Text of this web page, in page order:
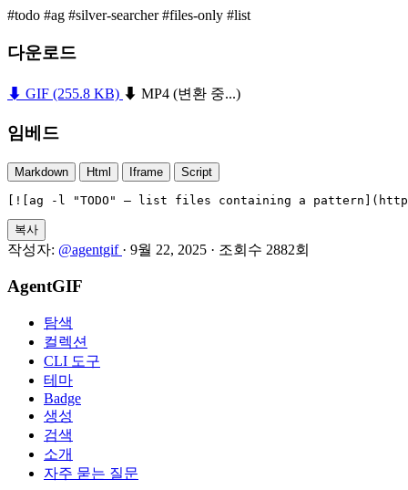
#todo #ag #silver-searcher#files-only #list
다운로드
⬇ GIF (255.8 KB) ⬇ MP4 (변환 중...)
임베드
Markdown Html Iframe Script
[![ag -l "TODO" — list files containing a
복사
작성자: @agentgif · 9월 22, 2025 · 조회수 2882회
AgentGIF
탐색
컬렉션
CLI 도구
테마
Badge
생성
검색
소개
자주 묻는 질문